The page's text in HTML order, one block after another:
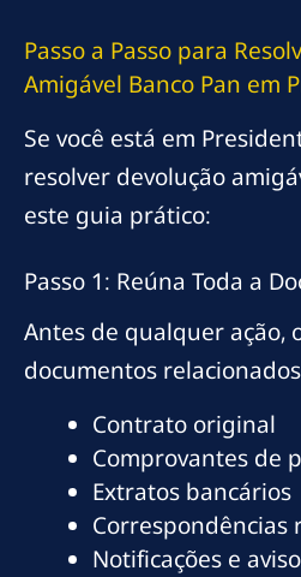
Passo a Passo para
Amigável Banco Pan em
Se você está em
resolver devolução
este guia prático:
Passo 1: Reúna Toda a
Antes de qualquer ação,
documentos
Contrato original
Comprovantes de
Extratos bancários
Correspondências
Notificações e